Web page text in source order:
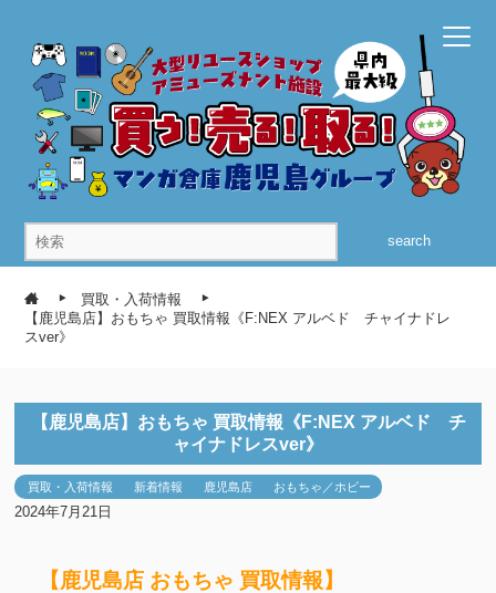
search
買取・入荷情報
【鹿児島店】おもちゃ 買取情報《F:NEX アルベド チャイナドレ
スver》
【鹿児島店】おもちゃ 買取情報《F:NEX アルベド チ
ャイナドレスver》
買取・入荷情報 新着情報 鹿児島店 おもちゃ／ホビー
2024年7月21日
【鹿児島店 おもちゃ 買取情報】